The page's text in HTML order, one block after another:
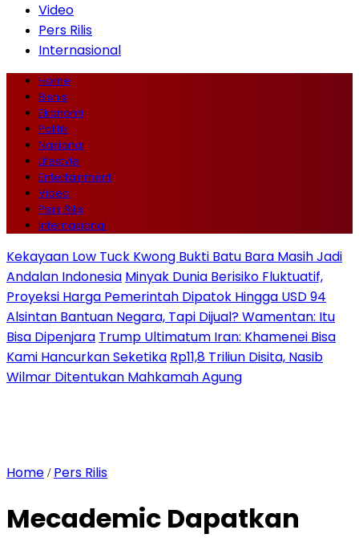
Video
Pers Rilis
Internasional
Home
Bisnis
Ekonomi
Politik
Nasional
Lifestyle
Entertainment
Video
Pers Rilis
Internasional
Kekayaan Low Tuck Kwong Bukti Batu Bara Masih Jadi
Andalan Indonesia Minyak Dunia Berisiko Fluktuatif,
Proyeksi Harga Pemerintah Dipatok Hingga USD 94
Alsintan Bantuan Negara, Tapi Dijual? Wamentan: Itu
Bisa Dipenjara Trump Ultimatum Iran: Khamenei Bisa
Kami Hancurkan Seketika Rp11,8 Triliun Disita, Nasib
Wilmar Ditentukan Mahkamah Agung
Home / Pers Rilis
Mecademic Dapatkan